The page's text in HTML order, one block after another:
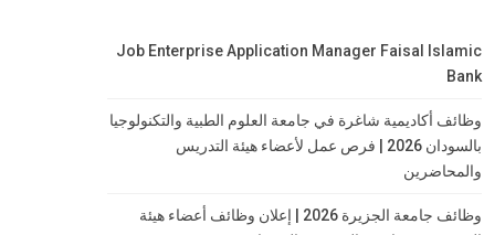
Job Enterprise Application Manager Faisal Islamic
Bank
وظائف أكاديمية شاغرة في جامعة العلوم الطبية والتكنولوجيا
بالسودان 2026 | فرص عمل لأعضاء هيئة التدريس
والمحاضرين
وظائف جامعة الجزيرة 2026 | إعلان وظائف أعضاء هيئة